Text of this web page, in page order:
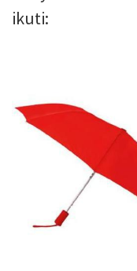
ikuti: